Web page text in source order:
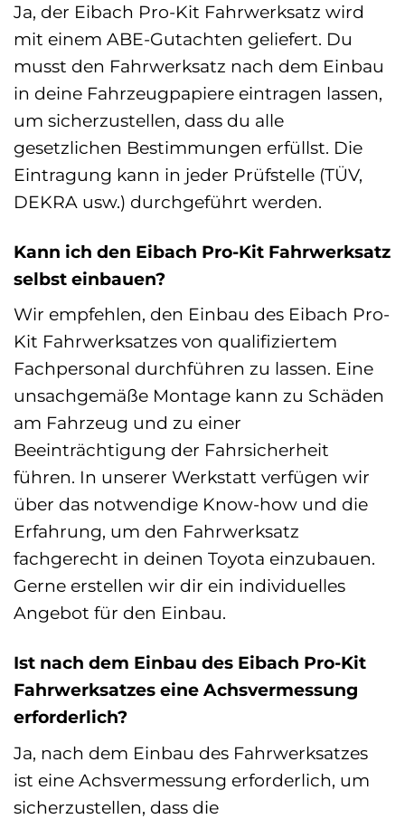
Ja, der Eibach Pro-Kit Fahrwerksatz wird
mit einem ABE-Gutachten geliefert. Du
musst den Fahrwerksatz nach dem Einbau
in deine Fahrzeugpapiere eintragen lassen,
um sicherzustellen, dass du alle
gesetzlichen Bestimmungen erfüllst. Die
Eintragung kann in jeder Prüfstelle (TÜV,
DEKRA usw.) durchgeführt werden.
Kann ich den Eibach Pro-Kit Fahrwerksatz
selbst einbauen?
Wir empfehlen, den Einbau des Eibach Pro-
Kit Fahrwerksatzes von qualifiziertem
Fachpersonal durchführen zu lassen. Eine
unsachgemäße Montage kann zu Schäden
am Fahrzeug und zu einer
Beeinträchtigung der Fahrsicherheit
führen. In unserer Werkstatt verfügen wir
über das notwendige Know-how und die
Erfahrung, um den Fahrwerksatz
fachgerecht in deinen Toyota einzubauen.
Gerne erstellen wir dir ein individuelles
Angebot für den Einbau.
Ist nach dem Einbau des Eibach Pro-Kit
Fahrwerksatzes eine Achsvermessung
erforderlich?
Ja, nach dem Einbau des Fahrwerksatzes
ist eine Achsvermessung erforderlich, um
sicherzustellen, dass die